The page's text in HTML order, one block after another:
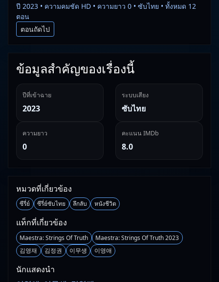
ปี 2023 • ความคมชัด HD • ความยาว 0 • ซับไทย • ทั้งหมด 12
ตอน
ตอนถัดไป
ข้อมูลสำคัญของเรื่องนี้
ปีที่เข้าฉาย
2023
ระบบเสียง
ซับไทย
ความยาว
0
คะแนน IMDb
8.0
หมวดที่เกี่ยวข้อง
ซีรี่ย์ ซีรี่ย์ซับไทย ลึกลับ หนังชีวิต
แท็กที่เกี่ยวข้อง
Maestra: Strings Of Truth
Maestra: Strings Of Truth 2023
김영재
김정권 이무생 이영애
นักแสดงนำ